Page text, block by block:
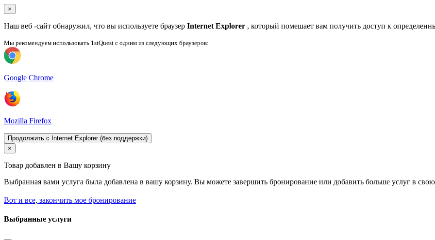
×
Наш веб -сайт обнаружил, что вы используете браузер Internet Explorer , который помешает вам получить доступ к
Мы рекомендуем использовать 1stQuest с одним из следующих браузеров:
Google Chrome
Mozilla Firefox
Продолжить с Internet Explorer (без поддержки)
×
Товар добавлен в Вашу корзину
Выбранная вами услуга была добавлена ​​в вашу корзину. Вы можете завершить бронирование или добавить больше услуг в
Вот и все, закончить мое бронирование
Выбранные услуги